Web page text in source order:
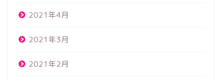
2021年4月
2021年3月
2021年2月